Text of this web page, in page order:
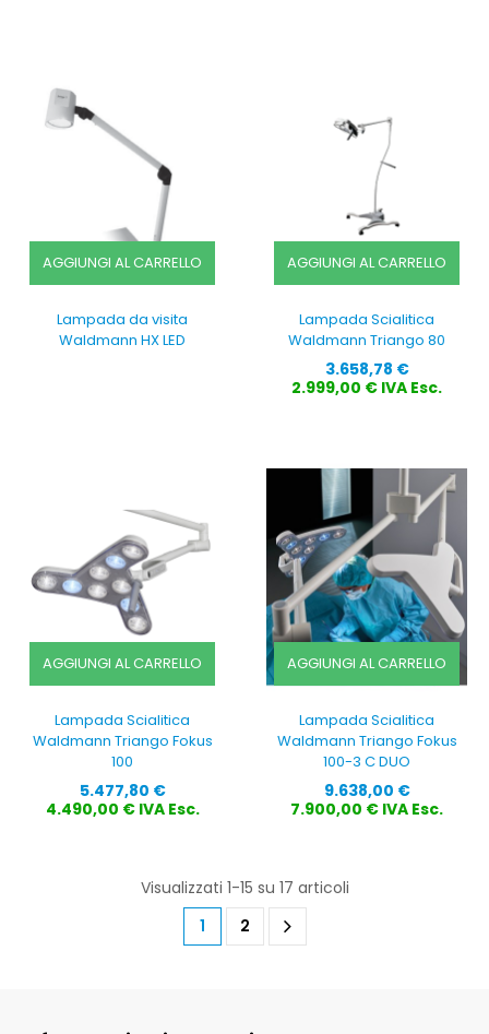
AGGIUNGI AL CARRELLO
Lampada da visita
Waldmann HX LED
AGGIUNGI AL CARRELLO
Lampada Scialitica
Waldmann Triango 80
Prezzo
3.658,78 €
2.999,00 € IVA Esc.
AGGIUNGI AL CARRELLO
Lampada Scialitica
Waldmann Triango Fokus
100
Prezzo
5.477,80 €
4.490,00 € IVA Esc.
AGGIUNGI AL CARRELLO
Lampada Scialitica
Waldmann Triango Fokus
100-3 C DUO
Prezzo
9.638,00 €
7.900,00 € IVA Esc.
Visualizzati 1-15 su 17 articoli
1
2